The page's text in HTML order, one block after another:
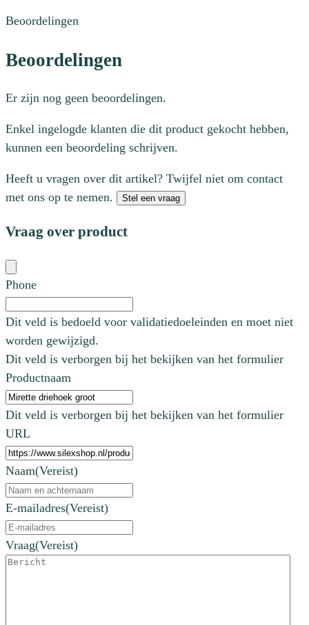
Beoordelingen
Beoordelingen
Er zijn nog geen beoordelingen.
Enkel ingelogde klanten die dit product gekocht hebben,
kunnen een beoordeling schrijven.
Heeft u vragen over dit artikel? Twijfel niet om contact
met ons op te nemen.
Stel een vraag
Vraag over product
Phone
Dit veld is bedoeld voor validatiedoeleinden en moet niet
worden gewijzigd.
Dit veld is verborgen bij het bekijken van het formulier
Productnaam
Dit veld is verborgen bij het bekijken van het formulier
URL
Naam(Vereist)
E-mailadres(Vereist)
Vraag(Vereist)